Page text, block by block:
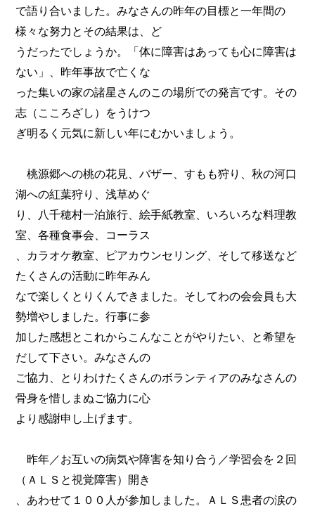
で語り合いました。みなさんの昨年の目標と一年間の
様々な努力とその結果は、ど
うだったでしょうか。「体に障害はあっても心に障害は
ない」、昨年事故で亡くな
った集いの家の諸星さんのこの場所での発言です。その
志（こころざし）をうけつ
ぎ明るく元気に新しい年にむかいましょう。
桃源郷への桃の花見、バザー、すもも狩り、秋の河口
湖への紅葉狩り、浅草めぐ
り、八千穂村一泊旅行、絵手紙教室、いろいろな料理教
室、各種食事会、コーラス
、カラオケ教室、ピアカウンセリング、そして移送など
たくさんの活動に昨年みん
なで楽しくとりくんできました。そしてわの会会員も大
勢増やしました。行事に参
加した感想とこれからこんなことがやりたい、と希望を
だして下さい。みなさんの
ご協力、とりわけたくさんのボランティアのみなさんの
骨身を惜しまぬご協力に心
より感謝申し上げます。
昨年／お互いの病気や障害を知り合う／学習会を２回
（ＡＬＳと視覚障害）開き
、あわせて１００人が参加しました。ＡＬＳ患者の涙の